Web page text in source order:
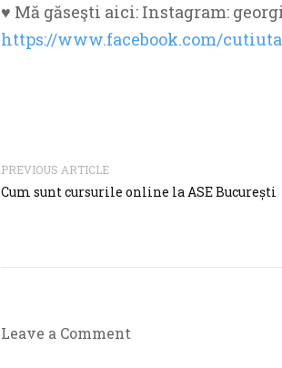
♥ Mă găseşti aici: Instagram:
https://www.facebook.com/
PREVIOUS ARTICLE
Cum sunt cursurile online la ASE București
Leave a Comment